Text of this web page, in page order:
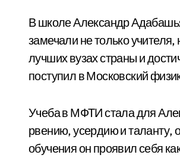
В школе Александр
замечали не только
лучших вузах страны и
поступил в Московский
Учеба в МФТИ стала для
рвению, усердию и таланту,
обучения он проявил себя